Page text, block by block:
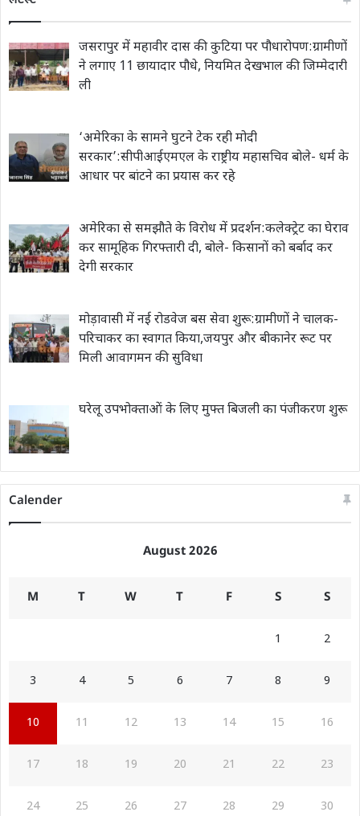
जसरापुर में महावीर दास की कुटिया पर पौधारोपण:ग्रामीणों
ने लगाए 11 छायादार पौधे, नियमित देखभाल की जिम्मेदारी
ली
‘अमेरिका के सामने घुटने टेक रही मोदी
सरकार’:सीपीआईएमएल के राष्ट्रीय महासचिव बोले- धर्म के
आधार पर बांटने का प्रयास कर रहे
अमेरिका से समझौते के विरोध में प्रदर्शन:कलेक्ट्रेट का घेराव
कर सामूहिक गिरफ्तारी दी, बोले- किसानों को बर्बाद कर
देगी सरकार
मोड़ावासी में नई रोडवेज बस सेवा शुरू:ग्रामीणों ने चालक-
परिचाकर का स्वागत किया,जयपुर और बीकानेर रूट पर
मिली आवागमन की सुविधा
घरेलू उपभोक्ताओं के लिए मुफ्त बिजली का पंजीकरण शुरू
Calender
August 2026
M T W T F S S
1 2
3 4 5 6 7 8 9
10 11 12 13 14 15 16
17 18 19 20 21 22 23
24 25 26 27 28 29 30